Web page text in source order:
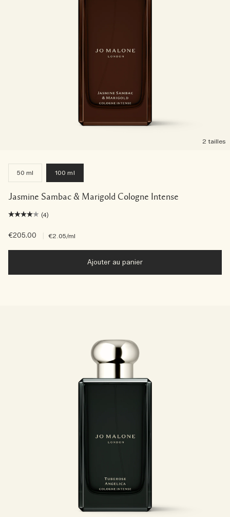
2 tailles
50 ml 100 ml
Jasmine Sambac & Marigold Cologne Intense
(4)
€205.00 €2.05/ml
Ajouter au panier